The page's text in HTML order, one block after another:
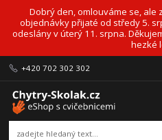
Dobrý den, omlouváme se, ale
objednávky přijaté od středy 5.
odeslány v úterý 11. srpna.
hezké
+420 702 302 302